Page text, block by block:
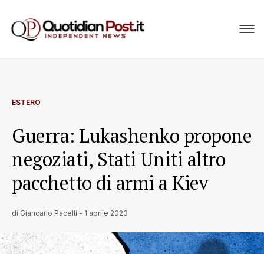
ESTERO
Guerra: Lukashenko propone
negoziati, Stati Uniti altro
pacchetto di armi a Kiev
di Giancarlo Pacelli - 1 aprile 2023